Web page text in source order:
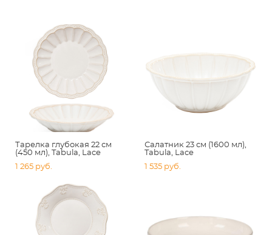
Тарелка глубокая 22 см
(450 мл), Tabula, Lace
1 265 pуб.
Салатник 23 см (1600 мл),
Tabula, Lace
1 535 pуб.